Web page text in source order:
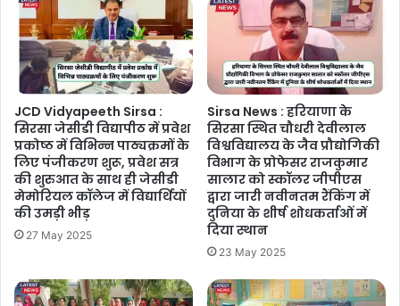
JCD Vidyapeeth Sirsa :
सिरसा जेसीडी विद्यापीठ में प्रवेश
प्रकोष्ठ में विभिन्न पाठ्यक्रमों के
लिए पंजीकरण शुरू, प्रवेश सत्र
की शुरुआत के साथ ही जेसीडी
मेमोरियल कॉलेज में विद्यार्थियों
की उमड़ी भीड़
27 May 2025
Sirsa News : हरियाणा के
सिरसा स्थित चौधरी देवीलाल
विश्वविद्यालय के जैव प्रौद्योगिकी
विभाग के प्रोफेसर राजकुमार
सालार को स्कॉलर जीपीएस
द्वारा जारी नवीनतम रैंकिंग में
दुनिया के शीर्ष शोधकर्ताओं में
दिया स्थान
23 May 2025